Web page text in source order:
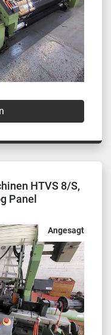
HTVS 8/S,
Panel
Angesagt